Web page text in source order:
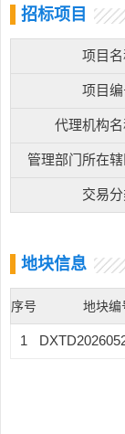
招标项目
项目
项目
代理机构
管理部门所在辖
交易
地块信息
序号 地块编
1